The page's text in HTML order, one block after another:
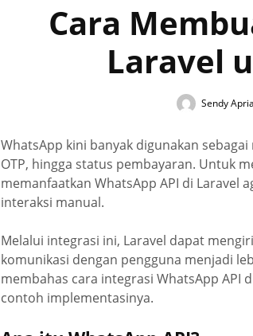
Cara
Laravel
Sendy
WhatsApp kini banyak digunakan
OTP, hingga status pembayaran. Untuk
memanfaatkan WhatsApp API di Laravel
interaksi manual.
Melalui integrasi ini, Laravel dapat
komunikasi dengan pengguna menjadi
membahas cara integrasi WhatsApp API
contoh implementasinya.